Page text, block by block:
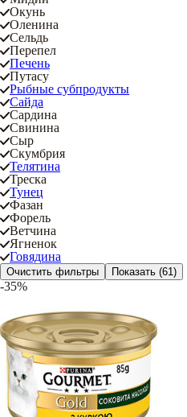
Окунь
Оленина
Сельдь
Перепел
Печень
Путасу
Рыбные субпродукты
Сайда
Сардина
Свинина
Сыр
Скумбрия
Телятина
Треска
Тунец
Фазан
Форель
Ветчина
Ягненок
Говядина
Очистить фильтры Показать (61)
-35%